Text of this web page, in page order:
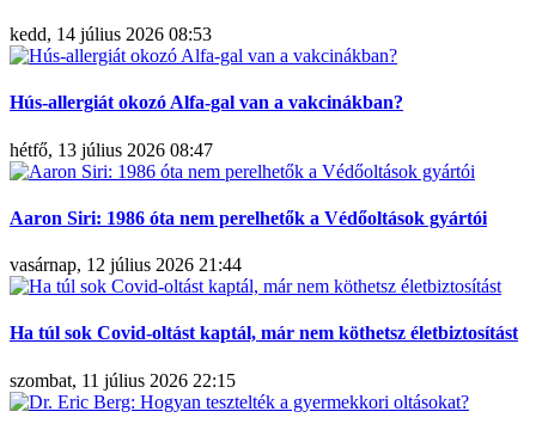
kedd, 14 július 2026 08:53
Hús-allergiát okozó Alfa-gal van a vakcinákban?
hétfő, 13 július 2026 08:47
Aaron Siri: 1986 óta nem perelhetők a Védőoltások gyártói
vasárnap, 12 július 2026 21:44
Ha túl sok Covid-oltást kaptál, már nem köthetsz életbiztosítást
szombat, 11 július 2026 22:15